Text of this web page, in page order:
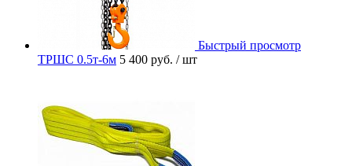
Быстрый просмотр
ТРШС 0.5т-6м 5 400 руб. / шт